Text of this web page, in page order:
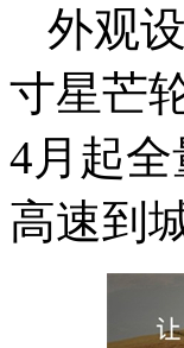
外观
寸星芒
4月起
高速到